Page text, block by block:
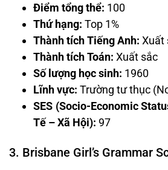
Điểm tổng thể: 100
Thứ hạng: Top 1%
Thành tích Tiếng Anh: Xuất
Thành tích Toán: Xuất sắc
Số lượng học sinh: 1960
Lĩnh vực: Trường tư thục
SES (Socio-Economic
Tế – Xã Hội): 97
3. Brisbane Girl’s Grammar